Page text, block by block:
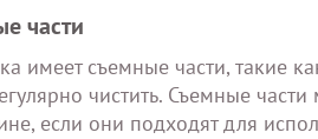
части
имеет съемные части, такие
чистить. Съемные
если они подходят для